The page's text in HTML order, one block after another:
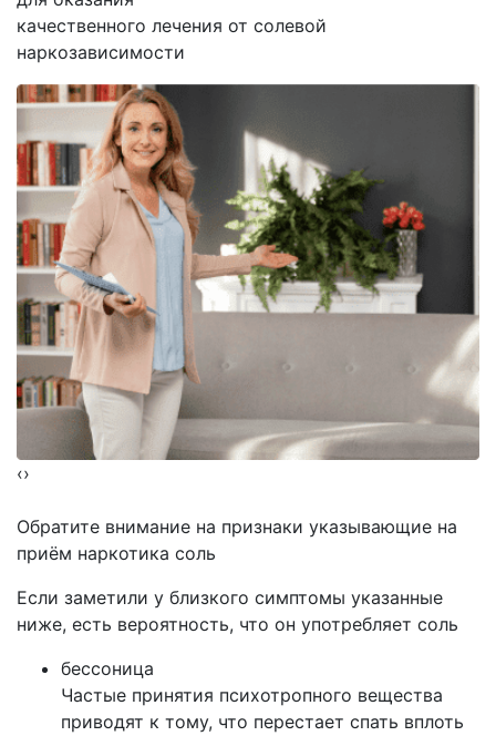
качественного лечения от солевой
наркозависимости
‹›
Обратите внимание на признаки указывающие на
приём наркотика соль
Если заметили у близкого симптомы указанные
ниже, есть вероятность, что он употребляет соль
бессоница
Частые принятия психотропного вещества
приводят к тому, что перестает спать вплоть